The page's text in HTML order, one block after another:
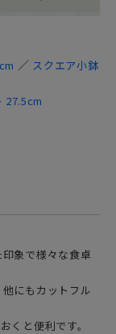
／ スクエア小鉢
27.5cm
象で様々な食卓
にもカットフル
くと便利です。